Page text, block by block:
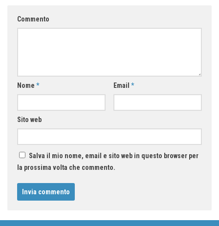
Commento
Nome * Email *
Sito web
Salva il mio nome, email e sito web in questo browser per
la prossima volta che commento.